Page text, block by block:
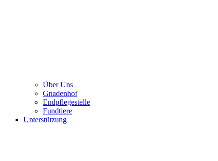
Über Uns
Gnadenhof
Endpflegestelle
Fundtiere
Unterstützung